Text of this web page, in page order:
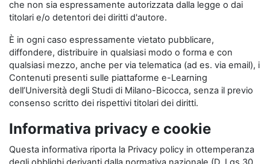
che non sia espressamente autorizzata dalla legge o dai
titolari e/o detentori dei diritti d'autore.
È in ogni caso espressamente vietato pubblicare,
diffondere, distribuire in qualsiasi modo o forma e con
qualsiasi mezzo, anche per via telematica (ad es. via email), i
Contenuti presenti sulle piattaforme e-Learning
dell’Università degli Studi di Milano-Bicocca, senza il previo
consenso scritto dei rispettivi titolari dei diritti.
Informativa privacy e cookie
Questa informativa riporta la Privacy policy in ottemperanza